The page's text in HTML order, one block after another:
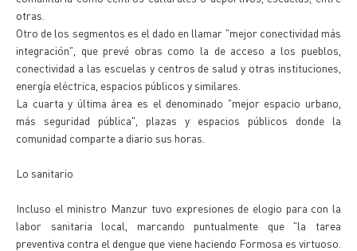
otras.
Otro de los segmentos es el dado en llamar "mejor conectividad más
integración", que prevé obras como la de acceso a los pueblos,
conectividad a las escuelas y centros de salud y otras instituciones,
energía eléctrica, espacios públicos y similares.
La cuarta y última área es el denominado "mejor espacio urbano,
más seguridad pública", plazas y espacios públicos donde la
comunidad comparte a diario sus horas.
Lo sanitario
Incluso el ministro Manzur tuvo expresiones de elogio para con la
labor sanitaria local, marcando puntualmente que "la tarea
preventiva contra el dengue que viene haciendo Formosa es virtuoso.